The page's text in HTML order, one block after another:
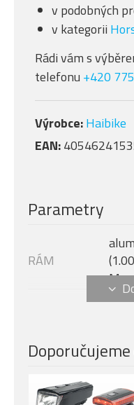
v podobných
v kategorii
Rádi vám s
telefonu +420
Výrobce:Haibike
EAN:
Parametry
RÁM
DISPLEJ
Modelový rok